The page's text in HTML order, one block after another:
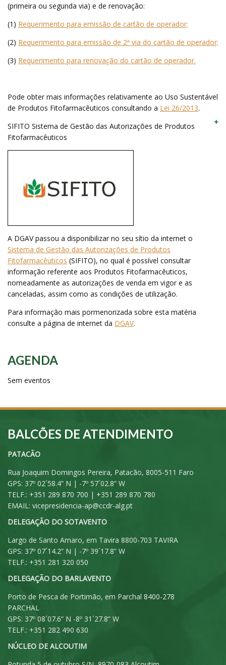
(primeira ou segunda via) e de renovação:
(1) Requerimento para emissão de cartão de operador;
(2) Requerimento para emissão de 2ª via do cartão de operador;
(3) Requerimento para renovação do cartão de operador.
Pode obter mais informações relativamente ao Uso Sustentável
de Produtos Fitofarmacêuticos consultando a Lei 26/2013.
SIFITO Sistema de Gestão das Autorizações de Produtos
Fitofarmacêuticos
A DGAV passou a disponibilizar no seu sítio da internet o
Sistema de Gestão das Autorizações de Produtos
Fitofarmacêuticos (SIFITO), no qual é possível consultar
informação referente aos Produtos Fitofarmacêuticos,
nomeadamente as autorizações de venda em vigor e as
canceladas, assim como as condições de utilização.
Para informação mais pormenorizada sobre esta matéria
consulte a página de internet da DGAV.
AGENDA
Sem eventos
BALCÕES DE ATENDIMENTO
PATACÃO
Rua Joaquim Domingos Pereira, Patacão, 8005-511 Faro
GPS: 37º 02´58.4” N | -7º 57´02.8” W
TELF.: +351 289 870 700 | +351 289 870 780
EMAIL: vicepresidencia-ap@ccdr-alg.pt
DELEGAÇÃO DO SOTAVENTO
Largo de Santo Amaro, em Tavira 8800-703 TAVIRA
GPS: 37º 07´14.2” N | -7º 39´17.8” W
TELF.: +351 281 320 050
DELEGAÇÃO DO BARLAVENTO
Porto de Pesca de Portimão, em Parchal 8400-278
PARCHAL
GPS: 37º 08´07.6” N -8º 31´27.8” W
TELF.: +351 282 490 630
NÚCLEO DE ALCOUTIM